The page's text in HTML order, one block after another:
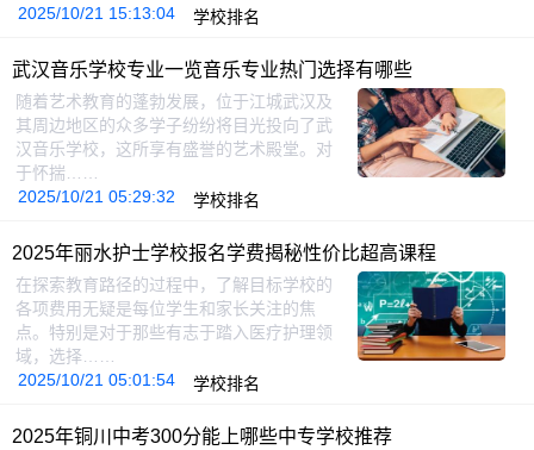
2025/10/21 15:13:04
学校排名
武汉音乐学校专业一览音乐专业热门选择有哪些
随着艺术教育的蓬勃发展，位于江城武汉及
其周边地区的众多学子纷纷将目光投向了武
汉音乐学校，这所享有盛誉的艺术殿堂。对
于怀揣……
2025/10/21 05:29:32
学校排名
2025年丽水护士学校报名学费揭秘性价比超高课程
在探索教育路径的过程中，了解目标学校的
各项费用无疑是每位学生和家长关注的焦
点。特别是对于那些有志于踏入医疗护理领
域，选择……
2025/10/21 05:01:54
学校排名
2025年铜川中考300分能上哪些中专学校推荐